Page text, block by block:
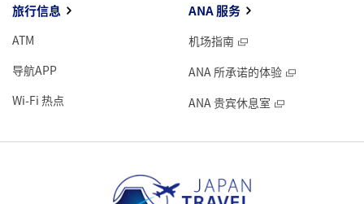
旅行信息
ATM
导航APP
Wi-Fi 热点
ANA 服务
机场指南
ANA 所承诺的体验
ANA 贵宾休息室